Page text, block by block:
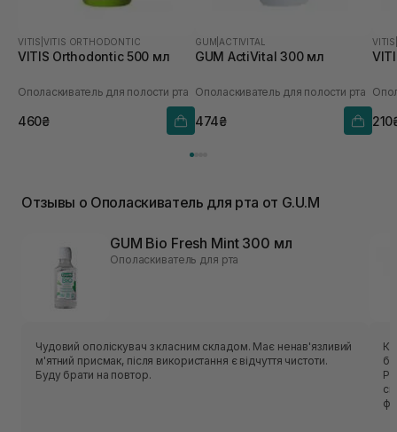
VITIS VITIS ORTHODONTIC
VITIS Orthodontic 500 мл
Ополаскиватель для полости рта
460₴
GUM ACTIVITAL
GUM ActiVital 300 мл
Ополаскиватель для полости рта
474₴
VITIS
Отзывы о Ополаскиватель для рта от G.U.M
GUM Bio Fresh Mint 300 мл
Ополаскиватель для рта
Чудовий ополіскувач з класним складом. Має ненав'язливий
м'ятний присмак, після використання є відчуття чистоти.
Буду брати на повтор.